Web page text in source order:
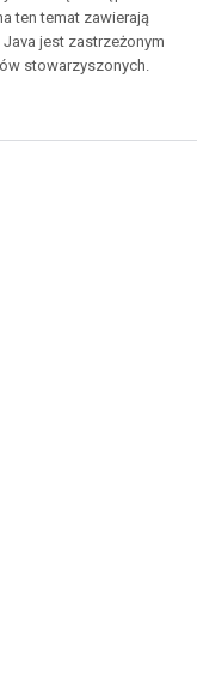
ten temat zawierają
Java jest zastrzeżonym
stowarzyszonych.